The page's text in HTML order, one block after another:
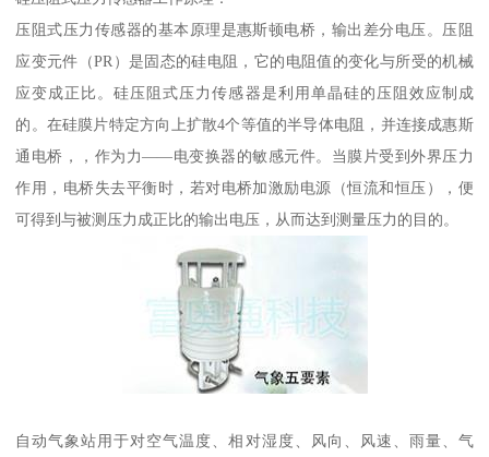
压阻式压力传感器的基本原理是惠斯顿电桥，输出差分电压。压阻
应变元件（PR）是固态的硅电阻，它的电阻值的变化与所受的机械
应变成正比。硅压阻式压力传感器是利用单晶硅的压阻效应制成
的。在硅膜片特定方向上扩散4个等值的半导体电阻，并连接成惠斯
通电桥，，作为力——电变换器的敏感元件。当膜片受到外界压力
作用，电桥失去平衡时，若对电桥加激励电源（恒流和恒压），便
可得到与被测压力成正比的输出电压，从而达到测量压力的目的。
自动气象站用于对空气温度、相对湿度、风向、风速、雨量、气